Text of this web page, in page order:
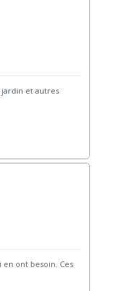
jardin et autres
ont besoin. Ces